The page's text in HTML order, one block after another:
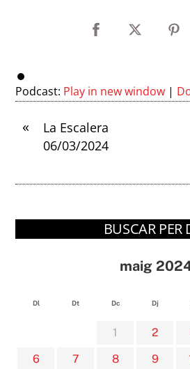
Podcast: Play in new window |
«
La Escalera
06/03/2024
BUSCAR PER
maig
Dl Dt Dc Dj
1 2
6
7 8 9